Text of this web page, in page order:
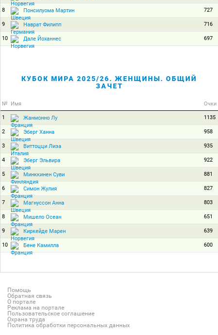
8 Понсилуома Мартин 727
9 Наврат Филипп 716
10 Дале Йоханнес 697
КУБОК МИРА 2025/26. ЖЕНЩИНЫ. ОБЩИЙ
ЗАЧЕТ
№ Имя Очки
1 Жанмонно Лу 1135
2 Эберг Ханна 958
3 Виттоцци Лиза 935
4 Эберг Эльвира 922
5 Минккинен Суви 881
6 Симон Жулия 827
7 Магнуссон Анна 803
8 Мишело Осеан 651
9 Киркейде Марен 639
10 Бене Камилла 600
Помощь
Обратная связь
О портале
Реклама на портале
Пользовательское соглашение
Охрана труда
Политика обработки персональных данных